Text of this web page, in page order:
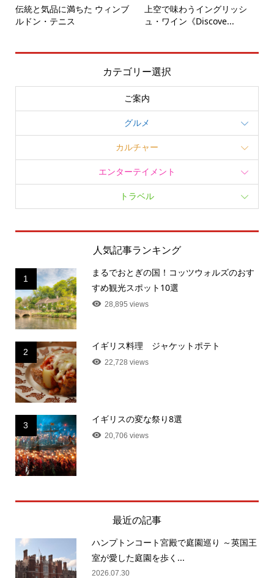
伝統と気品に満ちた ウィンブ
ルドン・テニス
上空で味わうイングリッシ
ュ・ワイン《Discove...
カテゴリー選択
ご案内
グルメ
カルチャー
エンターテイメント
トラベル
人気記事ランキング
1
まるでおとぎの国！コッツウォルズのおす
すめ観光スポット10選
28,895 views
2
イギリス料理 ジャケットポテト
22,728 views
3
イギリスの変な祭り8選
20,706 views
最近の記事
ハンプトンコート宮殿で庭園巡り ～英国王
室が愛した庭園を歩く...
2026.07.30